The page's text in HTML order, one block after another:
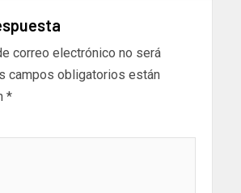
correo electrónico no será
campos obligatorios están
*